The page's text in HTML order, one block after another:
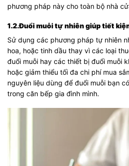
phương pháp này cho toàn bộ nhà
1.2.Đuổi muỗi tự nhiên giúp tiết
Sử dụng các phương pháp tự nhiên
hoa, hoặc tinh dầu thay vì các loại
đuổi muỗi hay các thiết bị đuổi muỗi
hoặc giảm thiểu tối đa chi phí mua
nguyên liệu dùng để đuổi muỗi bạn
trong căn bếp gia đình mình.